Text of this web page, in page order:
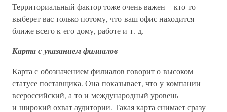
Территориальный фактор тоже очень важен – кто-то
выберет вас только потому, что ваш офис находится
ближе всего к его дому, работе и т. д.
Карта с указанием филиалов
Карта с обозначением филиалов говорит о высоком
статусе поставщика. Она показывает, что у компании
всероссийский, а то и международный уровень
и широкий охват аудитории. Такая карта снимает сразу